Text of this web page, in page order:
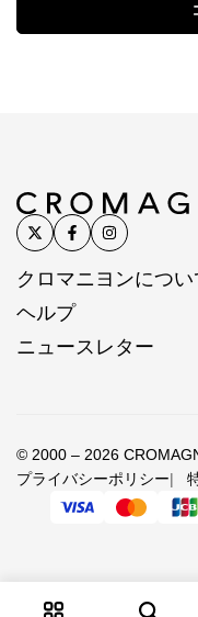
クロマニヨンについ
ヘルプ
ニュースレター
© 2000 – 2026
プライバシーポリシー